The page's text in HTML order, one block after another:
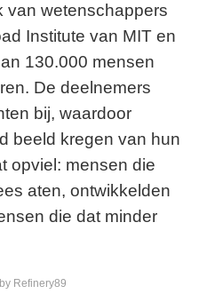
van wetenschappers
Institute van MIT en
130.000 mensen
De deelnemers
bij, waardoor
beeld kregen van hun
opviel: mensen die
aten, ontwikkelden
die dat minder
Refinery89